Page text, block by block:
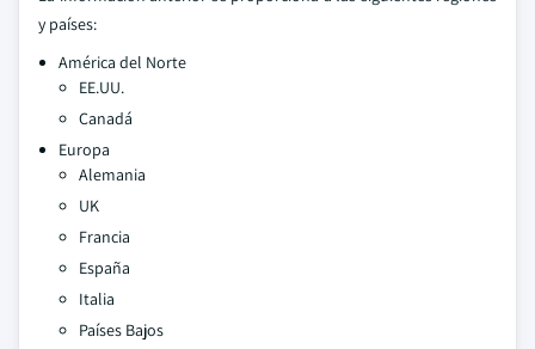
y países:
América del Norte
EE.UU.
Canadá
Europa
Alemania
UK
Francia
España
Italia
Países Bajos